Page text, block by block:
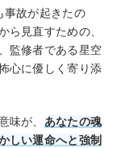
事故が起きたの
ら見直すための、
監修者である星空
心に優しく寄り添
味が、 あなたの魂
しい運命へと強制